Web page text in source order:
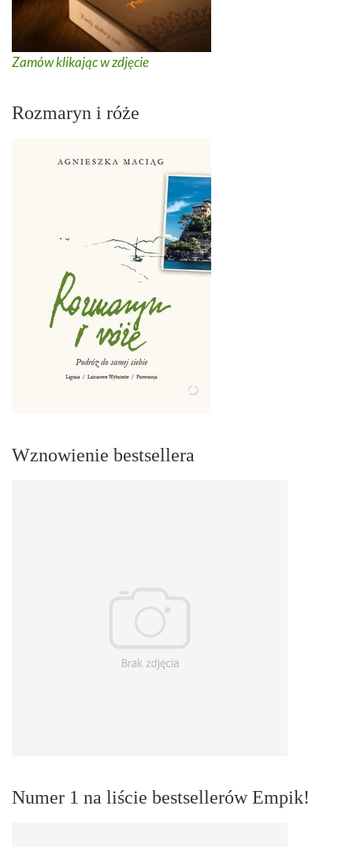
Zamów klikając w zdjęcie
Rozmaryn i róże
Wznowienie bestsellera
Numer 1 na liście bestsellerów Empik!